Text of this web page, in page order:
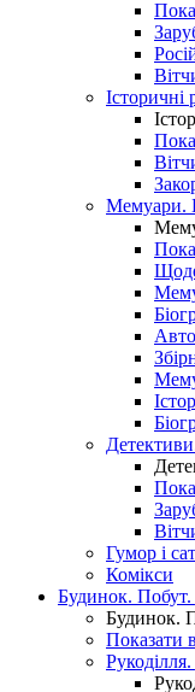
Історичні
Мемуари.
Гумор і
Комікси
Будинок. Побут.
Будинок.
Показати